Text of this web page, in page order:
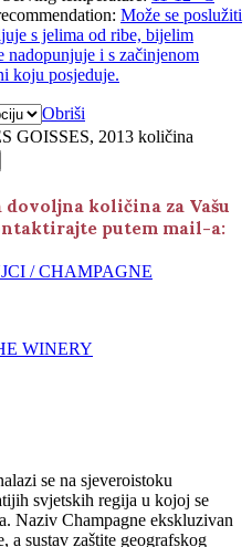
: Može se poslužiti
s jelima od ribe, bijelim
nadopunjuje i s začinjenom
koju posjeduje.
Obriši
GOISSES, 2013 količina
količina za Vašu
putem mail-a:
/ CHAMPAGNE
WINERY
se na sjeveroistoku
svjetskih regija u kojoj se
Naziv Champagne ekskluzivan
a sustav zaštite geografskog